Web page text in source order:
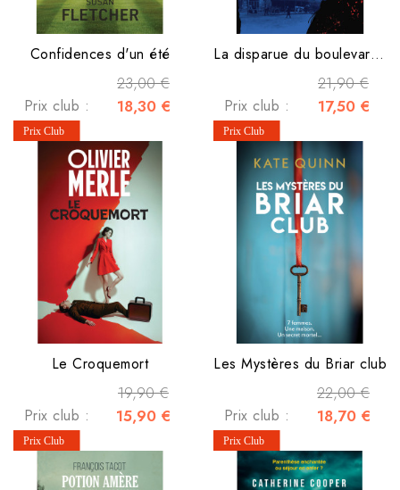
Confidences d'un été
23,00 €
Prix club : 18,30 €
La disparue du boulevard Voltaire
21,90 €
Prix club : 17,50 €
Le Croquemort
19,90 €
Prix club : 15,90 €
Les Mystères du Briar club
22,00 €
Prix club : 18,70 €